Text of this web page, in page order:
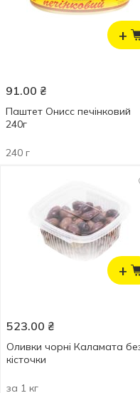
+
91.00 ₴
Паштет Онисс печінковий
240г
240 г
+
523.00 ₴
Оливки чорні Каламата
кісточки
за 1 кг